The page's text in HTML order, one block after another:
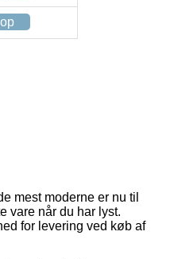
mest moderne er nu til
vare når du har lyst.
for levering ved køb af